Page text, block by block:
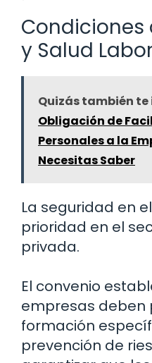
Condiciones
y Salud
Quizás también te
Obligación de
Personales a la
Necesitas Saber
La seguridad en
prioridad en el
privada.
El convenio
empresas deben
formación
prevención de